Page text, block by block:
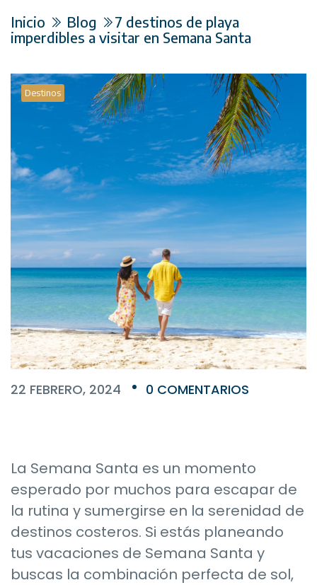
Inicio Blog
7 destinos de playa
imperdibles a visitar en Semana Santa
Destinos
22 FEBRERO, 2024 0 COMENTARIOS
La Semana Santa es un momento
esperado por muchos para escapar de
la rutina y sumergirse en la serenidad de
destinos costeros. Si estás planeando
tus vacaciones de Semana Santa y
buscas la combinación perfecta de sol,